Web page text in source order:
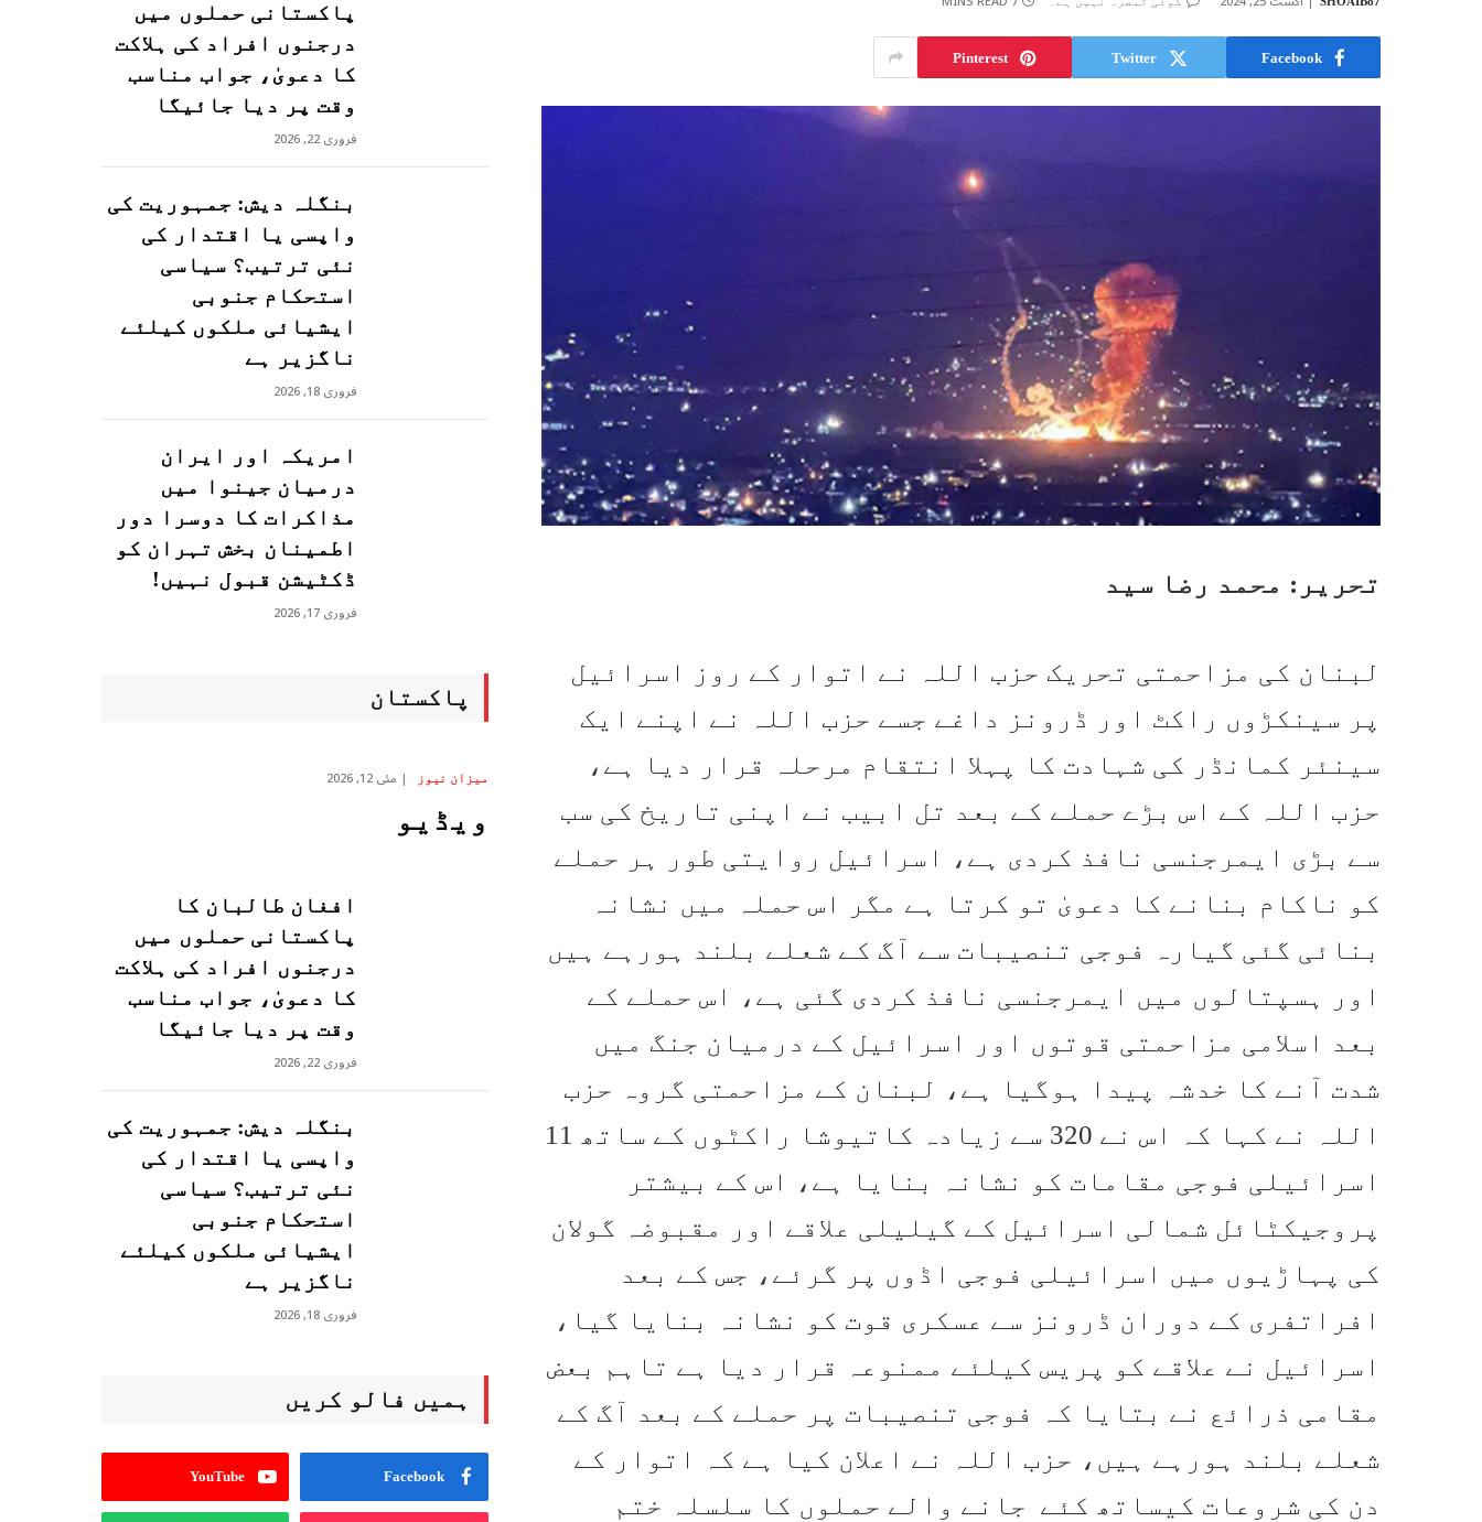
Facebook
Twitter
Pinterest
تحریر: محمد رضا سید
لبنان کی مزاحمتی تحریک حزب اللہ نے اتوار کے روز اسرائیل
پر سینکڑوں راکٹ اور ڈرونز داغے جسے حزب اللہ نے اپنے ایک
سینئر کمانڈر کی شہادت کا پہلا انتقام مرحلہ قرار دیا ہے،
حزب اللہ کے اس بڑے حملے کے بعد تل ابیب نے اپنی تاریخ کی سب
سے بڑی ایمرجنسی نافذ کردی ہے، اسرائیل روایتی طور ہر حملے
کو ناکام بنانے کا دعویٰ تو کرتا ہے مگر اس حملہ میں نشانہ
بنائی گئی گیارہ فوجی تنصیبات سے آگ کے شعلے بلند ہورہے ہیں
اور ہسپتالوں میں ایمرجنسی نافذ کردی گئی ہے، اس حملے کے
بعد اسلامی مزاحمتی قوتوں اور اسرائیل کے درمیان جنگ میں
شدت آنے کا خدشہ پیدا ہوگیا ہے، لبنان کے مزاحمتی گروہ حزب
اللہ نے کہا کہ اس نے 320 سے زیادہ کاتیوشا راکٹوں کے ساتھ 11
اسرائیلی فوجی مقامات کو نشانہ بنایا ہے، اس کے بیشتر
پروجیکٹائل شمالی اسرائیل کے گیلیلی علاقے اور مقبوضہ گولان
کی پہاڑیوں میں اسرائیلی فوجی اڈوں پر گرئے، جس کے بعد
افراتفری کے دوران ڈرونز سے عسکری قوت کو نشانہ بنایا گیا،
اسرائیل نے علاقے کو پریس کیلئے ممنوعہ قرار دیا ہے تاہم بعض
مقامی ذرائع نے بتایا کہ فوجی تنصیبات پر حملے کے بعد آگ کے
شعلے بلند ہورہے ہیں، حزب اللہ نے اعلان کیا ہے کہ اتوار کے
دن کی شروعات کیساتھ کئے جانے والے حملوں کا سلسلہ ختم
پاکستانی حملوں میں
درجنوں افراد کی ہلاکت
کا دعویٰ، جواب مناسب
وقت پر دیا جائیگا
فروری 22, 2026
بنگلہ دیش: جمہوریت کی
واپسی یا اقتدار کی
نئی ترتیب؟ سیاسی
استحکام جنوبی
ایشیائی ملکوں کیلئے
ناگزیر ہے
فروری 18, 2026
امریکہ اور ایران
درمیان جینوا میں
مذاکرات کا دوسرا دور
اطمینان بخش تہران کو
ڈکٹیشن قبول نہیں!
فروری 17, 2026
پاکستان
میزان نیوز مئی 12, 2026
ویڈیو
افغان طالبان کا
پاکستانی حملوں میں
درجنوں افراد کی ہلاکت
کا دعویٰ، جواب مناسب
وقت پر دیا جائیگا
فروری 22, 2026
بنگلہ دیش: جمہوریت کی
واپسی یا اقتدار کی
نئی ترتیب؟ سیاسی
استحکام جنوبی
ایشیائی ملکوں کیلئے
ناگزیر ہے
فروری 18, 2026
ہمیں فالو کریں
Facebook
YouTube